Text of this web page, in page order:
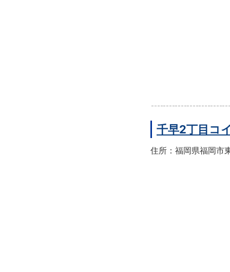
千早2丁目コ
住所：福岡県福岡市